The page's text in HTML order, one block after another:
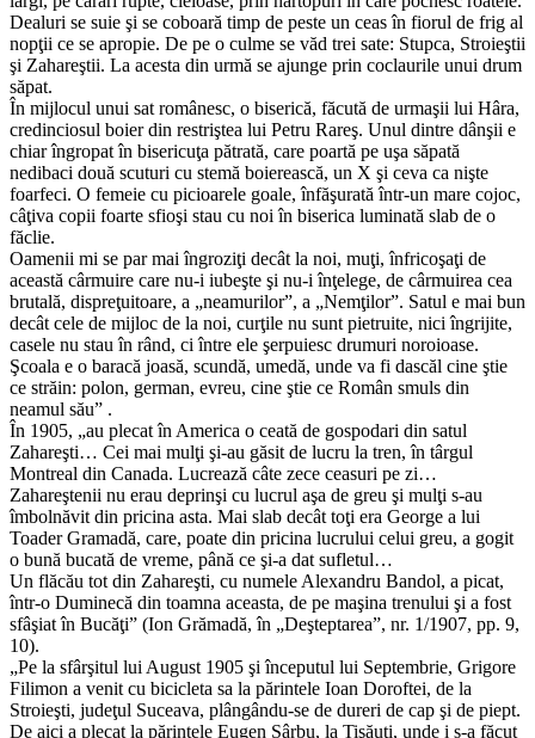
Dealuri se suie şi se coboară timp de peste un ceas în fiorul de frig al
nopţii ce se apropie. De pe o culme se văd trei sate: Stupca, Stroieştii
şi Zahareştii. La acesta din urmă se ajunge prin coclaurile unui drum
săpat.
În mijlocul unui sat românesc, o biserică, făcută de urmaşii lui Hâra,
credinciosul boier din restriştea lui Petru Rareş. Unul dintre dânşii e
chiar îngropat în bisericuţa pătrată, care poartă pe uşa săpată
nedibaci două scuturi cu stemă boierească, un X şi ceva ca nişte
foarfeci. O femeie cu picioarele goale, înfăşurată într-un mare cojoc,
câţiva copii foarte sfioşi stau cu noi în biserica luminată slab de o
făclie.
Oamenii mi se par mai îngroziţi decât la noi, muţi, înfricoşaţi de
această cârmuire care nu-i iubeşte şi nu-i înţelege, de cârmuirea cea
brutală, dispreţuitoare, a „neamurilor”, a „Nemţilor”. Satul e mai bun
decât cele de mijloc de la noi, curţile nu sunt pietruite, nici îngrijite,
casele nu stau în rând, ci între ele şerpuiesc drumuri noroioase.
Şcoala e o baracă joasă, scundă, umedă, unde va fi dascăl cine ştie
ce străin: polon, german, evreu, cine ştie ce Român smuls din
neamul său” .
În 1905, „au plecat în America o ceată de gospodari din satul
Zahareşti… Cei mai mulţi şi-au găsit de lucru la tren, în târgul
Montreal din Canada. Lucrează câte zece ceasuri pe zi…
Zahareştenii nu erau deprinşi cu lucrul aşa de greu şi mulţi s-au
îmbolnăvit din pricina asta. Mai slab decât toţi era George a lui
Toader Gramadă, care, poate din pricina lucrului celui greu, a gogit
o bună bucată de vreme, până ce şi-a dat sufletul…
Un flăcău tot din Zahareşti, cu numele Alexandru Bandol, a picat,
într-o Duminecă din toamna aceasta, de pe maşina trenului şi a fost
sfâşiat în Bucăţi” (Ion Grămadă, în „Deşteptarea”, nr. 1/1907, pp. 9,
10).
„Pe la sfârşitul lui August 1905 şi începutul lui Septembrie, Grigore
Filimon a venit cu bicicleta sa la părintele Ioan Doroftei, de la
Stroieşti, judeţul Suceava, plângându-se de dureri de cap şi de piept.
De aici a plecat la părintele Eugen Sârbu, la Tişăuţi, unde i s-a făcut